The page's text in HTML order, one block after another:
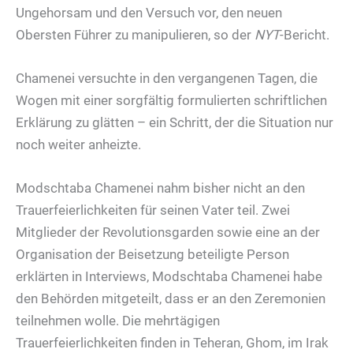
Ungehorsam und den Versuch vor, den neuen
Obersten Führer zu manipulieren, so der NYT-Bericht.
Chamenei versuchte in den vergangenen Tagen, die
Wogen mit einer sorgfältig formulierten schriftlichen
Erklärung zu glätten – ein Schritt, der die Situation nur
noch weiter anheizte.
Modschtaba Chamenei nahm bisher nicht an den
Trauerfeierlichkeiten für seinen Vater teil. Zwei
Mitglieder der Revolutionsgarden sowie eine an der
Organisation der Beisetzung beteiligte Person
erklärten in Interviews, Modschtaba Chamenei habe
den Behörden mitgeteilt, dass er an den Zeremonien
teilnehmen wolle. Die mehrtägigen
Trauerfeierlichkeiten finden in Teheran, Ghom, im Irak